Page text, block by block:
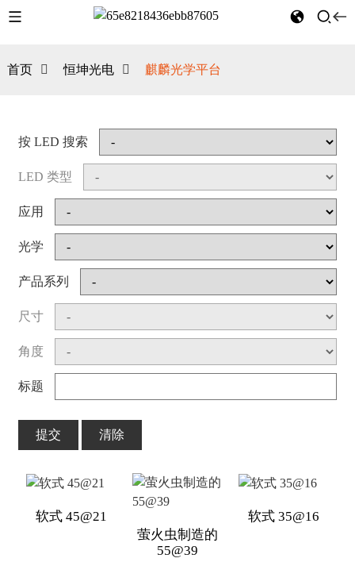
首页 恒坤光电 麒麟光学平台
按 LED 搜索
LED 类型
应用
光学
产品系列
尺寸
角度
标题
提交 清除
软式 45@21
萤火虫制造的
55@39
软式 35@16